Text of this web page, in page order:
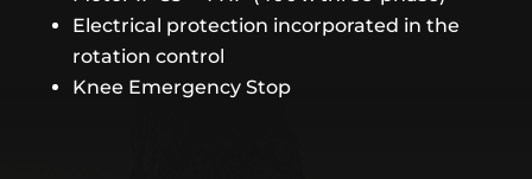
Electrical protection incorporated in the
rotation control
Knee Emergency Stop